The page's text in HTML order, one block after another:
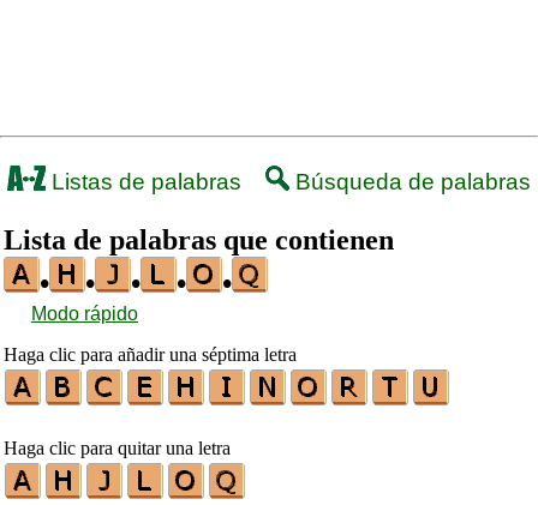
Listas de palabras Búsqueda de palabras
Lista de palabras que contienen
•
• • • •
Modo rápido
Haga clic para añadir una séptima letra
Haga clic para quitar una letra